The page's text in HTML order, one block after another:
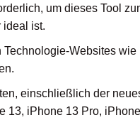
um dieses Tool
ideal ist.
Websites wie
einschließlich der
13, iPhone 13 Pro,